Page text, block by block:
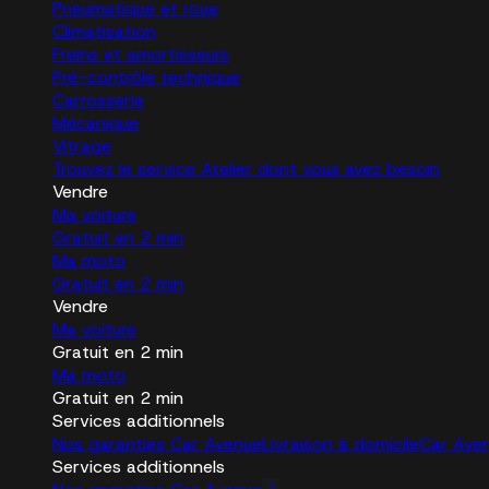
Pneumatique et roue
Climatisation
Freins et amortisseurs
Pré-contrôle technique
Carrosserie
Mécanique
Vitrage
Trouvez le service Atelier dont vous avez besoin
Vendre
Ma voiture
Gratuit en 2 min
Ma moto
Gratuit en 2 min
Vendre
Ma voiture
Gratuit en 2 min
Ma moto
Gratuit en 2 min
Services additionnels
Nos garanties Car AvenueLivraison à domicileCar
Services additionnels